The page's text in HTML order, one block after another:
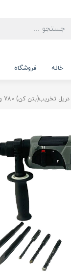
خانه فروشگاه
دریل تخریب(بتن کن) 780 وات ماکیتا مدل 780W،ویدئو تست پائین صفحه